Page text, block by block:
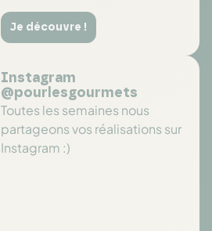
Je découvre !
Instagram
@pourlesgourmets
Toutes les semaines nous
partageons vos réalisations sur
Instagram :)